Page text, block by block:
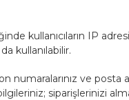
kullanıcıların IP
kullanılabilir.
numaralarınız ve
siparişlerinizi